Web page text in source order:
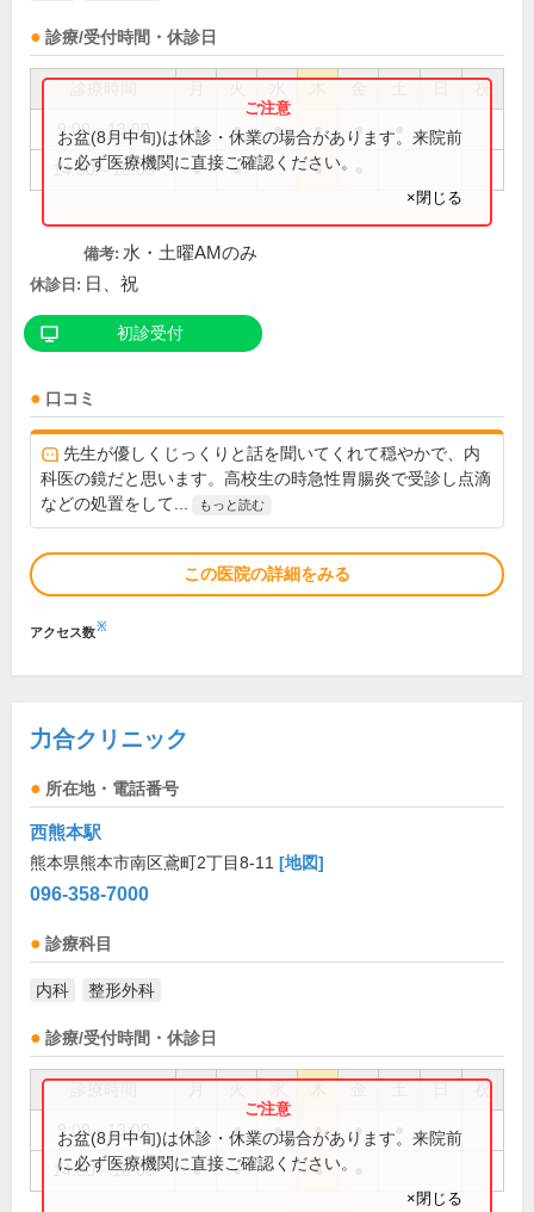
診療/受付時間・休診日
祝
9:00～13:00 ● ● ● ● ●
14:30～18:00 ● ● ●
お盆(8月中旬)は休診・休業の場合があります。来院前
に必ず医療機関に直接ご確認ください。
×閉じる
備考: 水・土曜AMのみ
休診日: 日、祝
初診受付
口コミ
先生が優しくじっくりと話を聞いてくれて穏やかで、内
科医の鏡だと思います。高校生の時急性胃腸炎で受診し点滴
などの処置をして...
もっと読む
この医院の詳細をみる
アクセス数※
力合クリニック
所在地・電話番号
西熊本駅
熊本県熊本市南区鳶町2丁目8-11 [地図]
096-358-7000
診療科目
内科 整形外科
診療/受付時間・休診日
祝
9:00～13:00 ● ● ● ● ●
14:00～18:00 ● ● ●
お盆(8月中旬)は休診・休業の場合があります。来院前
に必ず医療機関に直接ご確認ください。
×閉じる